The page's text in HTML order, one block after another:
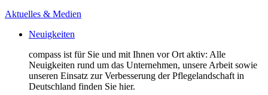
Aktuelles & Medien
Neuigkeiten
compass ist für Sie und mit Ihnen vor Ort aktiv: Alle
Neuigkeiten rund um das Unternehmen, unsere Arbeit sowie
unseren Einsatz zur Verbesserung der Pflegelandschaft in
Deutschland finden Sie hier.